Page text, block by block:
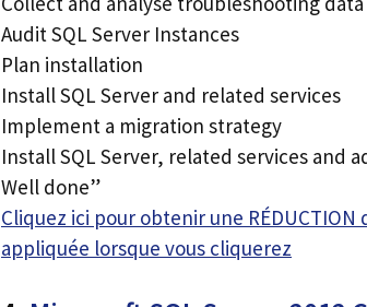
Audit SQL Server Instances
Plan installation
Install SQL Server and related services
Implement a migration strategy
Install SQL Server, related services and
Well done”
Cliquez ici pour obtenir une
appliquée lorsque vous cliquerez